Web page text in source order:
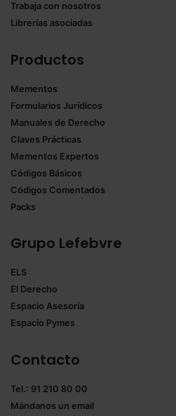
Trabaja con nosotros
Librerías asociadas
Productos
Mementos
Formularios Jurídicos
Manuales de Derecho
Claves Prácticas
Mementos Expertos
Códigos Básicos
Códigos Comentados
Packs
Grupo Lefebvre
ELS
El Derecho
Espacio Asesoría
Espacio Pymes
Contacto
Tel.: 91 210 80 00
Mándanos un email